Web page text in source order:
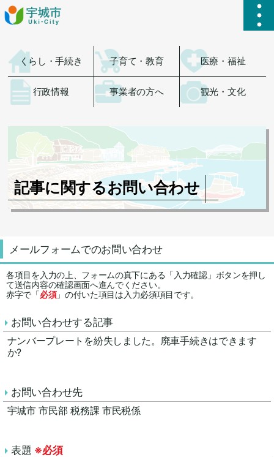
ハ
くらし・手続き 子育て・教育 医療・福祉
行政情報 事業者の方へ 観光・文化
記事に関するお問い合わせ
メールフォームでのお問い合わせ
各項目を入力の上、フォームの真下にある「入力確認」ボタンを押し
て送信内容の確認画面へ進んでください。
赤字で「必須」の付いた項目は入力必須項目です。
お問い合わせする記事
ナンバープレートを紛失しました。廃車手続きはできます
か?
お問い合わせ先
宇城市 市民部 税務課 市民税係
表題 ※必須